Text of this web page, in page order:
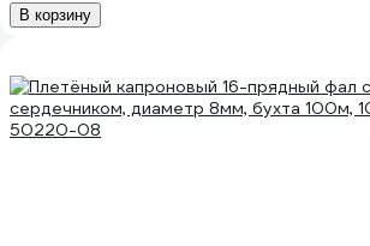
В корзину